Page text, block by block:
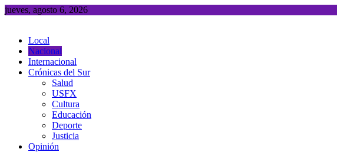
Saltar
jueves, agosto 6, 2026
Local
Nacional
Internacional
Crónicas del Sur
Salud
USFX
Cultura
Educación
Deporte
Justicia
Opinión